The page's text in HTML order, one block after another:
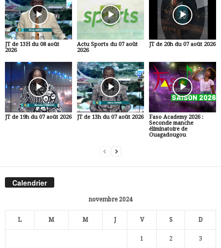
JT de 13H du 08 août
2026
Actu Sports du 07 août
2026
JT de 20h du 07 août 2026
JT de 19h du 07 août 2026 JT de 13h du 07 août 2026
Faso Academy 2026 :
Seconde manche
éliminatoire de
Ouagadougou
Calendrier
novembre 2024
L M M J V S D
1 2 3